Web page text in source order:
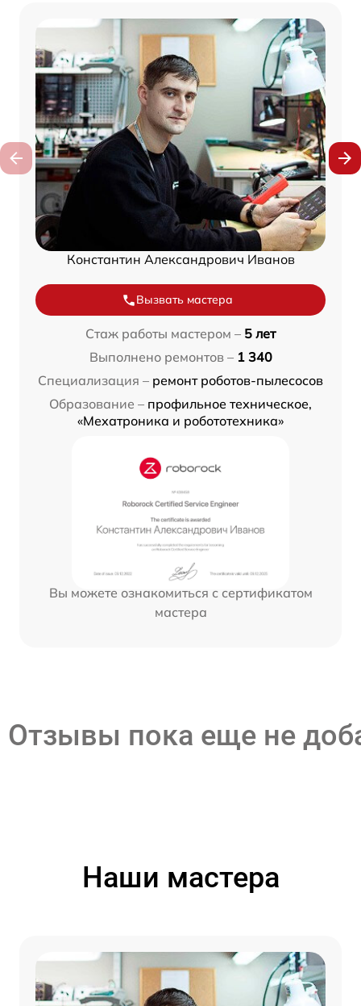
Константин Александрович Иванов
Вызвать мастера
Стаж работы мастером – 5 лет
Выполнено ремонтов – 1 340
Специализация – ремонт роботов-пылесосов
Образование – профильное техническое,
«Мехатроника и робототехника»
Вы можете ознакомиться с сертификатом
мастера
Отзывы пока еще не
Наши мастера